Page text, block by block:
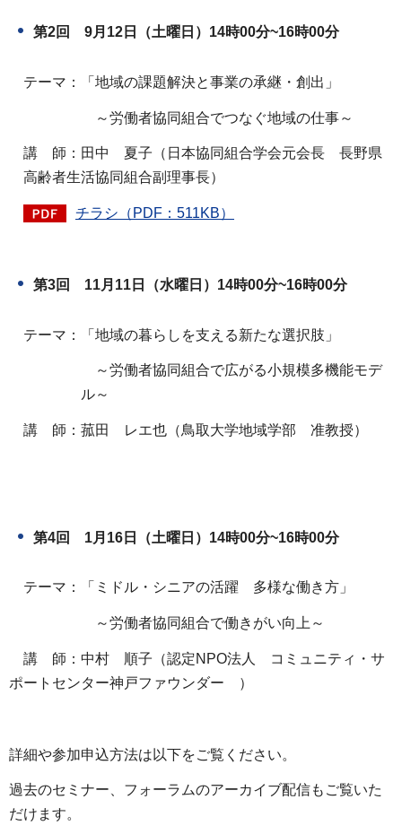
第2回 9月12日（土曜日）14時00分~16時00分
テーマ：「地域の課題解決と事業の承継・創出」
～労働者協同組合でつなぐ地域の仕事～
講 師：田中 夏子（日本協同組合学会元会長 長野県
高齢者生活協同組合副理事長）
チラシ（PDF：511KB）
第3回 11月11日（水曜日）14時00分~16時00分
テーマ：「地域の暮らしを支える新たな選択肢」
～労働者協同組合で広がる小規模多機能モデ
ル～
講 師：菰田 レエ也（鳥取大学地域学部 准教授）
第4回 1月16日（土曜日）14時00分~16時00分
テーマ：「ミドル・シニアの活躍 多様な働き方」
～労働者協同組合で働きがい向上～
講 師：中村 順子（認定NPO法人 コミュニティ・サ
ポートセンター神戸ファウンダー ）
詳細や参加申込方法は以下をご覧ください。
過去のセミナー、フォーラムのアーカイブ配信もご覧いた
だけます。